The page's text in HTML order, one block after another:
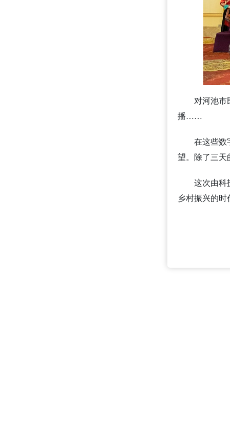
对河池市
播……
在这些数
望。除了三天
这次由科
乡村振兴的